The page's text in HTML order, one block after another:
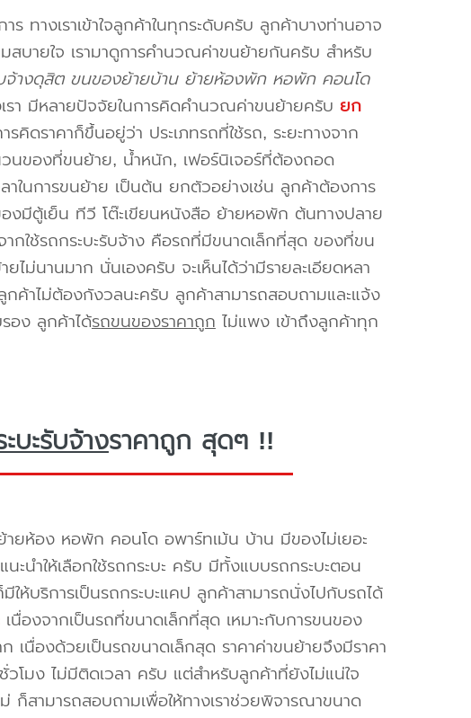
ร ทางเราเข้าใจลูกค้าในทุกระดับครับ ลูกค้าบางท่านอาจ
บายใจ เรามาดูการคำนวณค่าขนย้ายกันครับ สำหรับ
จ้างดุสิต ขนของย้ายบ้าน ย้ายห้องพัก หอพัก คอนโด
รา มีหลายปัจจัยในการคิดคำนวณค่าขนย้ายครับ ยก
รคิดราคาก็ขึ้นอยู่ว่า ประเภทรถที่ใช้รถ, ระยะทางจาก
นของที่ขนย้าย, น้ำหนัก, เฟอร์นิเจอร์ที่ต้องถอด
าในการขนย้าย เป็นต้น ยกตัวอย่างเช่น ลูกค้าต้องการ
องมีตู้เย็น ทีวี โต๊ะเขียนหนังสือ ย้ายหอพัก ต้นทางปลาย
ใช้รถกระบะรับจ้าง คือรถที่มีขนาดเล็กที่สุด ของที่ขน
ไม่นานมาก นั่นเองครับ จะเห็นได้ว่ามีรายละเอียดหลา
ค้าไม่ต้องกังวลนะครับ ลูกค้าสามารถสอบถามและแจ้ง
อง ลูกค้าได้รถขนของราคาถูกไม่แพง เข้าถึงลูกค้าทุก
บะรับจ้างราคาถูก สุดๆ !!
ยห้อง หอพัก คอนโด อพาร์ทเม้น บ้าน มีของไม่เยอะ
นะนำให้เลือกใช้รถกระบะ ครับ มีทั้งแบบรถกระบะตอน
ห้บริการเป็นรถกระบะแคป ลูกค้าสามารถนั่งไปกับรถได้
เนื่องจากเป็นรถที่ขนาดเล็กที่สุด เหมาะกับการขนของ
นื่องด้วยเป็นรถขนาดเล็กสุด ราคาค่าขนย้ายจึงมีราคา
มง ไม่มีติดเวลา ครับ แต่สำหรับลูกค้าที่ยังไม่แน่ใจ
ก็สามารถสอบถามเพื่อให้ทางเราช่วยพิจารณาขนาด